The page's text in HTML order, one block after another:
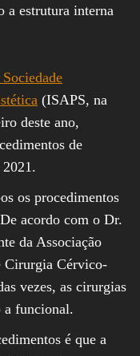
a estrutura interna
(ISAPS, na
deste ano,
de
os procedimentos
acordo com o Dr.
da Associação
Cirurgia Cérvico-
vezes, as cirurgias
a funcional.
é que a